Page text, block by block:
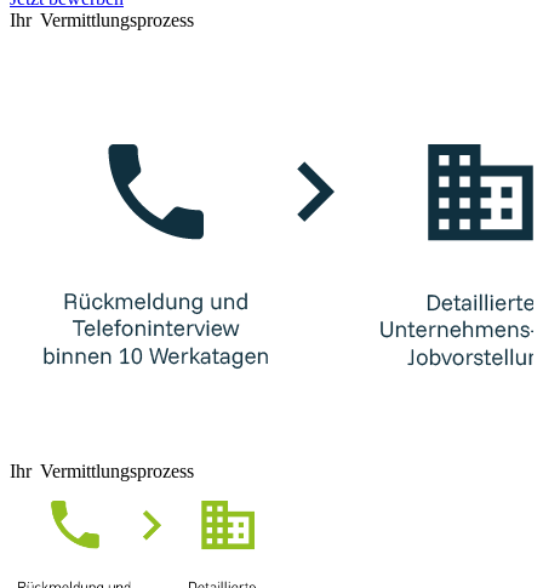
Ihr Vermittlungsprozess
Ihr Vermittlungsprozess